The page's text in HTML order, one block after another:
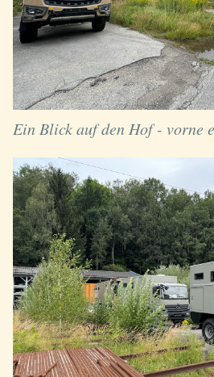
Ein Blick auf den Hof - vorne